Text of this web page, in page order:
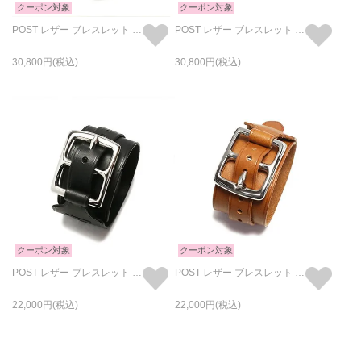
クーポン対象
POST レザー ブレスレット ダブル -ブラック
30,800
クーポン対象
POST レザー ブレスレット ダブル -ブラウン
30,800
クーポン対象
POST レザー ブレスレット シングル -ブラック
22,000
クーポン対象
POST レザー ブレスレット シングル -ブラウン
22,000